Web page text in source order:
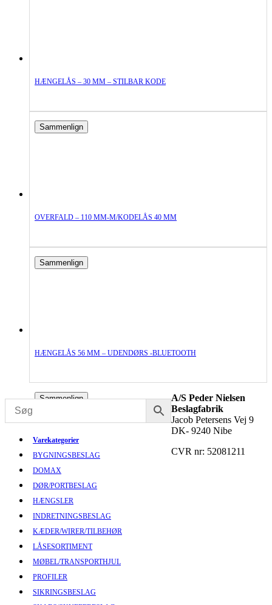
HÆNGELÅS – 30 MM – STILBAR KODE
Sammenlign
OVERFALD – 110 MM-M/KODELÅS 40 MM
Sammenlign
HÆNGELÅS 56 MM – UDENDØRS -BLUETOOTH
Sammenlign
Varekategorier
BYGNINGSBESLAG
DOMAX
DØR/PORTBESLAG
HÆNGSLER
INDRETNINGSBESLAG
KÆDER/WIRER/TILBEHØR
LÅSESORTIMENT
MØBEL/TRANSPORTHJUL
PROFILER
SIKRINGSBESLAG
A/S Peder Nielsen
Beslagfabrik
Jacob Petersens Vej 9
DK- 9240 Nibe
CVR nr: 52081211